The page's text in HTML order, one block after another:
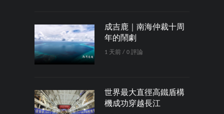
成吉鹿｜南海仲裁十周
年的鬧劇
1 天前 / 0 評論
世界最大直徑高鐵盾構
機成功穿越長江